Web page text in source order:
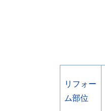
リフォー
ム部位